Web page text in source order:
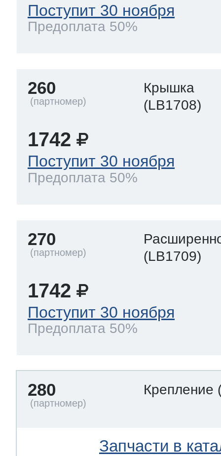
Поступит 30 ноября
Предоплата 50%
260
Крышка
(LB1708)
1742
Поступит 30 ноября
Предоплата 50%
270
(LB1709)
1742
Поступит 30 ноября
Предоплата 50%
280 Крепление
Запчасти в